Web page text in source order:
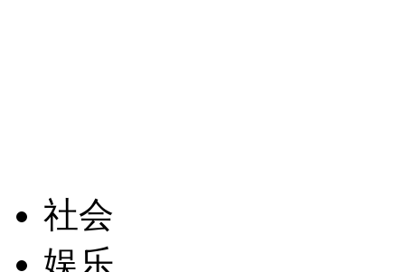
社会
娱乐